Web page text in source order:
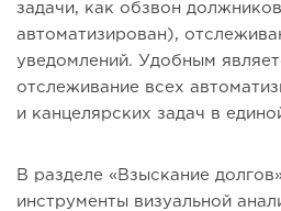
задачи, как обзвон
автоматизирован),
уведомлений. Удобным
отслеживание всех
и канцелярских задач в
В разделе «Взыскание
инструменты визуальной